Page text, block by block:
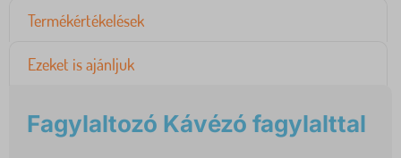
Termékértékelések
Ezeket is ajánljuk
Fagylaltozó Kávézó fagylalttal